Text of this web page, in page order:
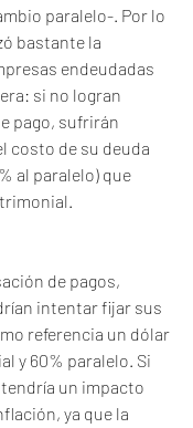
paralelo-. Por lo
bastante la
endeudadas
si no logran
pago, sufrirán
costo de su deuda
al paralelo) que
de pagos,
intentar fijar sus
referencia un dólar
y 60% paralelo. Si
un impacto
ya que la